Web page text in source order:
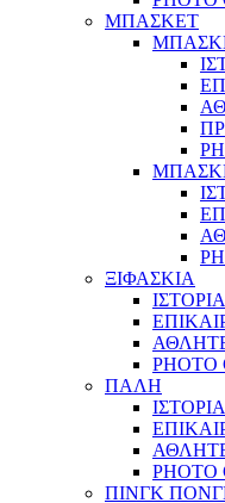
ΜΠΑΣΚΕΤ
ΞΙΦΑΣΚΙΑ
ΙΣΤΟΡΙΑ
PHOTO
ΠΑΛΗ
ΙΣΤΟΡΙΑ
PHOTO
ΠΙΝΓΚ